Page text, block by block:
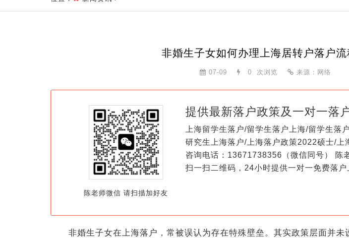
非婚生子女如何办理上海居转户落户流
07-09 0 次浏览 来源：网络
陈老师微信 请扫描加好友
提供最新落户政策及一对一落
上海留学生落户/留学生落户上海/留学生落
研究生上海落户/上海落户政策2022硕士/上
咨询电话：13671738356（微信同号） 陈
扫一扫二维码，24小时提供一对一免费落户
非婚生子女在上海落户，常被误认为存在特殊壁垒。其实政策层面并未